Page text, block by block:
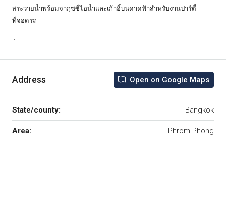
สระว่ายน้ำพร้อมจากุซซี่ไอน้ำและเก้าอี้บนดาดฟ้าสำหรับงานปาร์ตี้
ที่จอดรถ
[:]
Address Open on Google Maps
State/county: Bangkok
Area: Phrom Phong